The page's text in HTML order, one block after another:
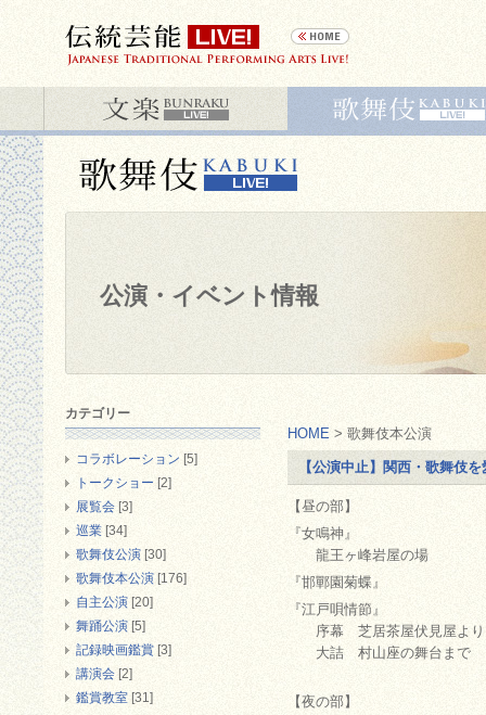
公演・イベント情報
HOME > 歌舞伎本公演
【公演中止】関西・歌舞伎
【昼の部】
『女鳴神』
龍王ヶ峰岩屋の場
『邯鄲園菊蝶』
『江戸唄情節』
序幕 芝居茶屋伏見屋より
大詰 村山座の舞台まで
【夜の部】
カテゴリー
コラボレーション [5]
トークショー [2]
展覧会 [3]
巡業 [34]
歌舞伎公演 [30]
歌舞伎本公演 [176]
自主公演 [20]
舞踊公演 [5]
記録映画鑑賞 [3]
講演会 [2]
鑑賞教室 [31]